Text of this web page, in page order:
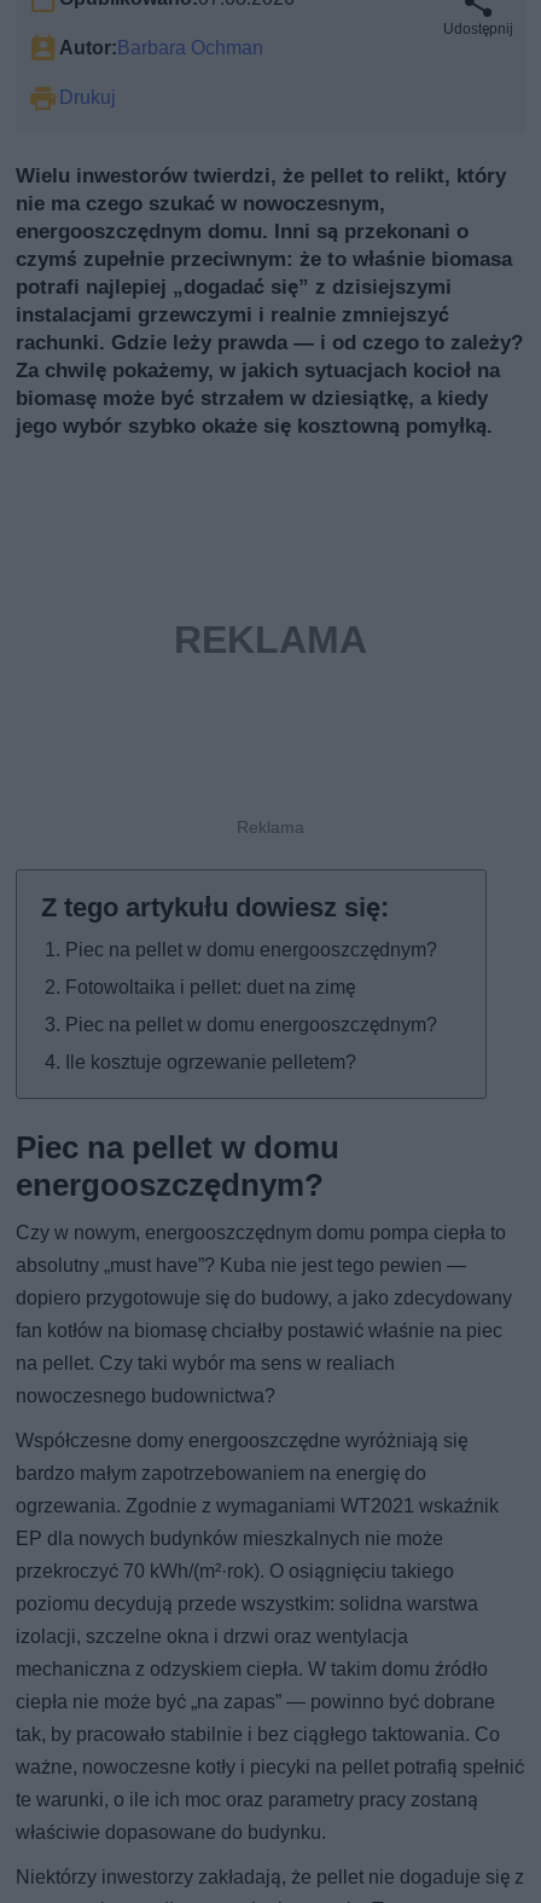
Autor:Barbara Ochman
Drukuj
Udostępnij
Wielu inwestorów twierdzi, że pellet to relikt, który
nie ma czego szukać w nowoczesnym,
energooszczędnym domu. Inni są przekonani o
czymś zupełnie przeciwnym: że to właśnie biomasa
potrafi najlepiej „dogadać się” z dzisiejszymi
instalacjami grzewczymi i realnie zmniejszyć
rachunki. Gdzie leży prawda — i od czego to zależy?
Za chwilę pokażemy, w jakich sytuacjach kocioł na
biomasę może być strzałem w dziesiątkę, a kiedy
jego wybór szybko okaże się kosztowną pomyłką.
Piec na pellet w domu energooszczędnym?
Fotowoltaika i pellet: duet na zimę
Piec na pellet w domu energooszczędnym?
Ile kosztuje ogrzewanie pelletem?
Piec na pellet w domu
energooszczędnym?
Czy w nowym, energooszczędnym domu pompa ciepła to
absolutny „must have”? Kuba nie jest tego pewien —
dopiero przygotowuje się do budowy, a jako zdecydowany
fan kotłów na biomasę chciałby postawić właśnie na piec
na pellet. Czy taki wybór ma sens w realiach
nowoczesnego budownictwa?
Współczesne domy energooszczędne wyróżniają się
bardzo małym zapotrzebowaniem na energię do
ogrzewania. Zgodnie z wymaganiami WT2021 wskaźnik
EP dla nowych budynków mieszkalnych nie może
przekroczyć 70 kWh/(m²·rok). O osiągnięciu takiego
poziomu decydują przede wszystkim: solidna warstwa
izolacji, szczelne okna i drzwi oraz wentylacja
mechaniczna z odzyskiem ciepła. W takim domu źródło
ciepła nie może być „na zapas” — powinno być dobrane
tak, by pracowało stabilnie i bez ciągłego taktowania. Co
ważne, nowoczesne kotły i piecyki na pellet potrafią spełnić
te warunki, o ile ich moc oraz parametry pracy zostaną
właściwie dopasowane do budynku.
Niektórzy inwestorzy zakładają, że pellet nie dogaduje się z